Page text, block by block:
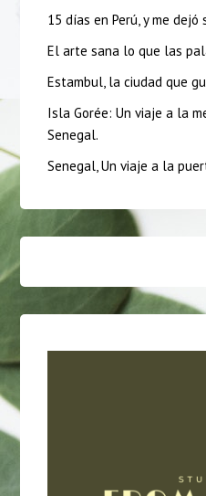
15 días en Perú, y me dejó
El arte sana lo que las
Estambul, la ciudad que
Isla Gorée: Un viaje a la
Senegal.
Senegal, Un viaje a la